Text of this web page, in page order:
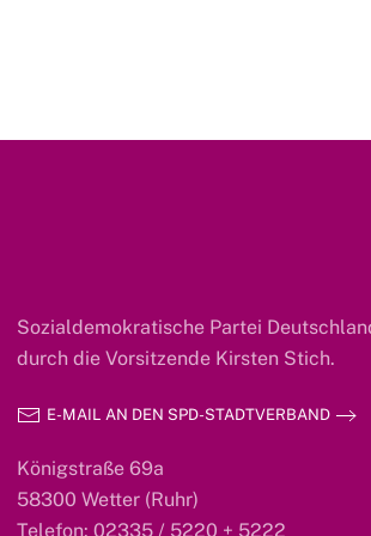
Sozialdemokratische Partei
durch die Vorsitzende Kirsten Stich.
E-MAIL AN DEN SPD-STADTVERBAND
Königstraße 69a
58300 Wetter (Ruhr)
Telefon: 02335 / 5220 + 5222